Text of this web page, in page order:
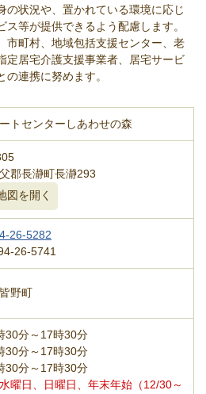
の状況や、置かれている環境に応じ
等が提供できるよう配慮します。
市町村、地域包括支援センター、老
定居宅介護支援事業者、居宅サービ
連携に努めます。
トセンターしあわせの森
郡長瀞町長瀞293
図を開く
26-5282
26-5741
野町
30分～17時30分
30分～17時30分
30分～17時30分
水曜日、日曜日、年末年始（12/30～